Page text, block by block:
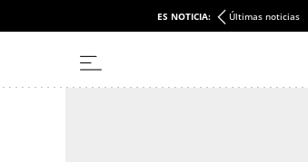
ES NOTICIA: Últimas noticias